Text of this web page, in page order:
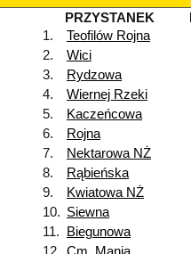
PRZYSTANEK
1.
Teofilów Rojna
2. Wici
3. Rydzowa
4. Wiernej Rzeki
5. Kaczeńcowa
6. Rojna
7. Nektarowa NŻ
8. Rąbieńska
9. Kwiatowa NŻ
10. Siewna
11. Biegunowa